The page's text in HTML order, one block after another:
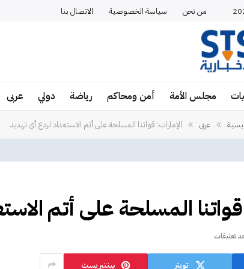
من نحن سياسة الخصوصية الاتصال بنا
مجلس الأمة أمن ومحاكم رياضة دولي عربى
» عربى » الإمارات: قواتنا المسلحة على أتم الاستعداد لردع أي تهديد
قواتنا المسلحة على أتم
تعليقات
تويتر بينتيريست